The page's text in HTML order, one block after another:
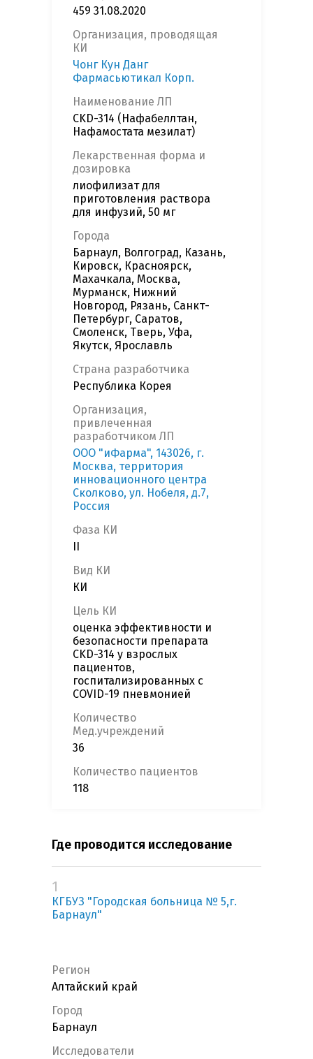
459 31.08.2020
Организация, проводящая
КИ
Чонг Кун Данг
Фармасьютикал Корп.
Наименование ЛП
CKD-314 (Нафабеллтан,
Нафамостата мезилат)
Лекарственная форма и
дозировка
лиофилизат для
приготовления раствора
для инфузий, 50 мг
Города
Барнаул, Волгоград, Казань,
Кировск, Красноярск,
Махачкала, Москва,
Мурманск, Нижний
Новгород, Рязань, Санкт-
Петербург, Саратов,
Смоленск, Тверь, Уфа,
Якутск, Ярославль
Страна разработчика
Республика Корея
Организация,
привлеченная
разработчиком ЛП
ООО "иФарма", 143026, г.
Москва, территория
инновационного центра
Сколково, ул. Нобеля, д.7,
Россия
Фаза КИ
Вид КИ
КИ
Цель КИ
оценка эффективности и
безопасности препарата
CKD-314 у взрослых
пациентов,
госпитализированных с
COVID-19 пневмонией
Количество
Мед.учреждений
36
Количество пациентов
118
Где проводится исследование
1
КГБУЗ "Городская больница № 5,г.
Барнаул"
Регион
Алтайский край
Город
Барнаул
Исследователи